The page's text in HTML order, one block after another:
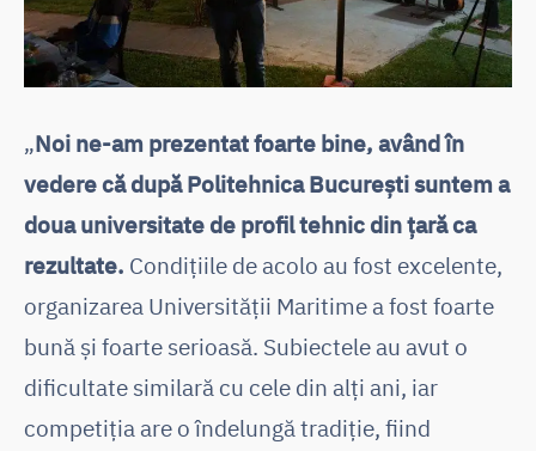
„Noi ne-am prezentat foarte bine, având în
vedere că după Politehnica București suntem a
doua universitate de profil tehnic din țară ca
rezultate. Condițiile de acolo au fost excelente,
organizarea Universității Maritime a fost foarte
bună și foarte serioasă. Subiectele au avut o
dificultate similară cu cele din alți ani, iar
competiția are o îndelungă tradiție, fiind